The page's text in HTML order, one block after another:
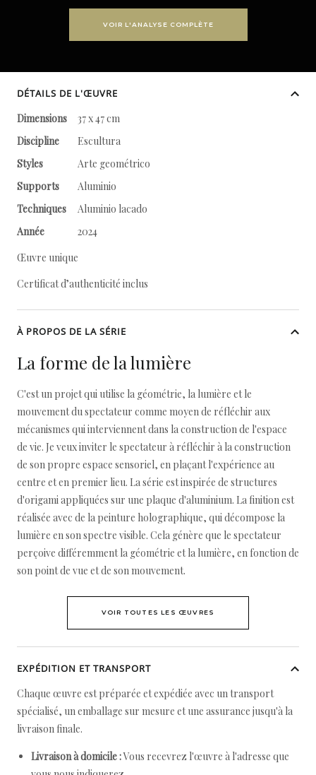
VOIR L'ANALYSE COMPLÈTE
DÉTAILS DE L'ŒUVRE
Dimensions
37 x 47 cm
Discipline
Escultura
Styles
Arte geométrico
Supports
Aluminio
Techniques
Aluminio lacado
Année
2024
Œuvre unique
Certificat d’authenticité inclus
À PROPOS DE LA SÉRIE
La forme de la lumière
C'est un projet qui utilise la géométrie, la lumière et le
mouvement du spectateur comme moyen de réfléchir aux
mécanismes qui interviennent dans la construction de l'espace
de vie. Je veux inviter le spectateur à réfléchir à la construction
de son propre espace sensoriel, en plaçant l'expérience au
centre et en premier lieu. La série est inspirée de structures
d'origami appliquées sur une plaque d'aluminium. La finition est
réalisée avec de la peinture holographique, qui décompose la
lumière en son spectre visible. Cela génère que le spectateur
perçoive différemment la géométrie et la lumière, en fonction de
son point de vue et de son mouvement.
VOIR TOUTES LES ŒUVRES
EXPÉDITION ET TRANSPORT
Chaque œuvre est préparée et expédiée avec un transport
spécialisé, un emballage sur mesure et une assurance jusqu'à la
livraison finale.
Livraison à domicile :Vous recevrez l'œuvre à l'adresse que